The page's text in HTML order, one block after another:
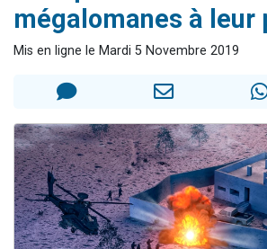
Dovan vient de donner son
Malgorzata vient de
mégalomanes à leur
Mis en ligne le Mardi 5 Novembre 2019